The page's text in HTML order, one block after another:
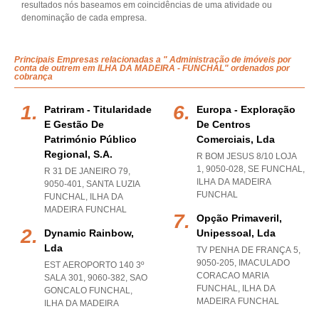
resultados nós baseamos em coincidências de uma atividade ou
denominação de cada empresa.
Principais Empresas relacionadas a " Administração de imóveis por
conta de outrem em ILHA DA MADEIRA - FUNCHAL" ordenados por
cobrança
Patriram - Titularidade
E Gestão De
Património Público
Regional, S.a.
R 31 DE JANEIRO 79,
9050-401, SANTA LUZIA
FUNCHAL, ILHA DA
MADEIRA FUNCHAL
Dynamic Rainbow,
Lda
EST AEROPORTO 140 3º
SALA 301, 9060-382, SAO
GONCALO FUNCHAL,
ILHA DA MADEIRA
Europa - Exploração
De Centros
Comerciais, Lda
R BOM JESUS 8/10 LOJA
1, 9050-028, SE FUNCHAL,
ILHA DA MADEIRA
FUNCHAL
Opção Primaveril,
Unipessoal, Lda
TV PENHA DE FRANÇA 5,
9050-205, IMACULADO
CORACAO MARIA
FUNCHAL, ILHA DA
MADEIRA FUNCHAL